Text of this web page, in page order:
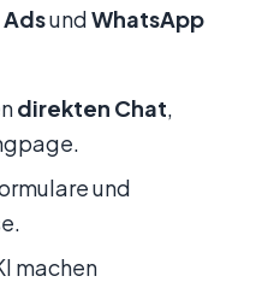
undWhatsApp
direkten Chat
und
machen